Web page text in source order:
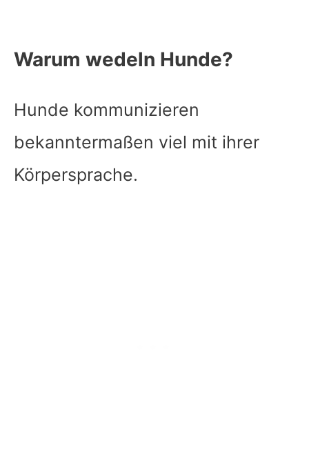
Warum wedeln Hunde?
Hunde kommunizieren
bekanntermaßen viel mit ihrer
Körpersprache.